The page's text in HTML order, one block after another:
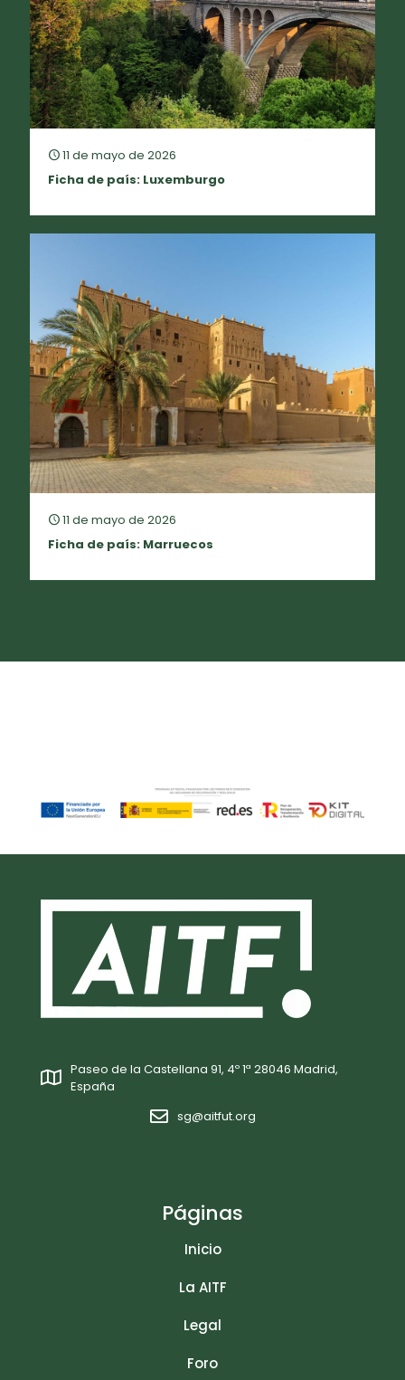
11 de mayo de 2026
Ficha de país: Luxemburgo
11 de mayo de 2026
Ficha de país: Marruecos
Paseo de la Castellana 91, 4º 1ª 28046 Madrid,
España
sg@aitfut.org
Páginas
Inicio
La AITF
Legal
Foro